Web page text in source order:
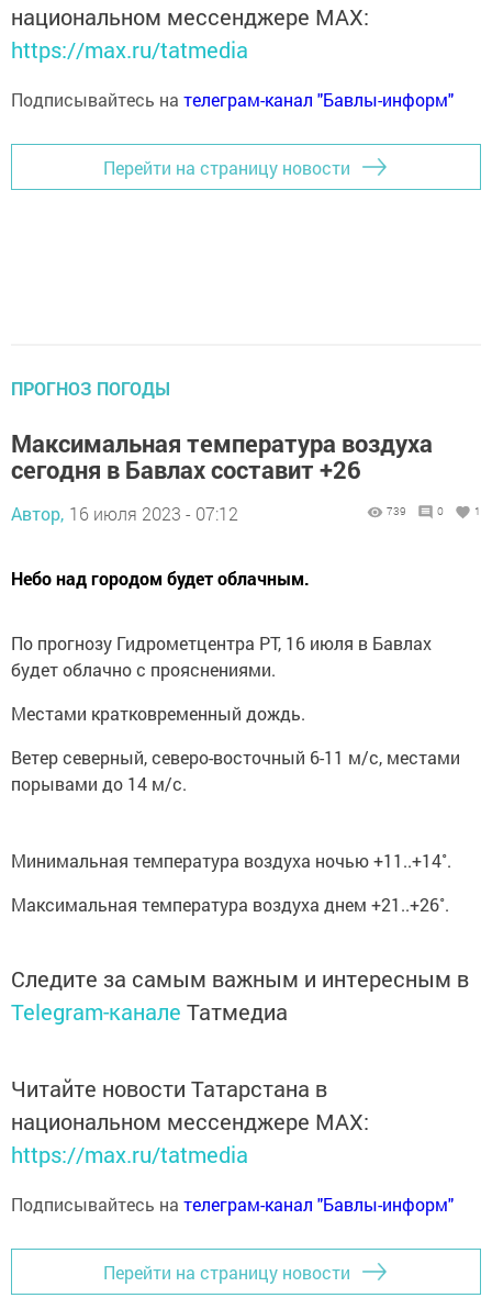
национальном мессенджере MАХ:
https://max.ru/tatmedia
Подписывайтесь на телеграм-канал "Бавлы-информ"
Перейти на страницу новости
ПРОГНОЗ ПОГОДЫ
Максимальная температура воздуха
сегодня в Бавлах составит +26
Автор, 16 июля 2023 - 07:12 739 0 1
Небо над городом будет облачным.
По прогнозу Гидрометцентра РТ, 16 июля в Бавлах
будет облачно с прояснениями.
Местами кратковременный дождь.
Ветер северный, северо-восточный 6-11 м/с, местами
порывами до 14 м/с.
Минимальная температура воздуха ночью +11..+14˚.
Максимальная температура воздуха днем +21..+26˚.
Следите за самым важным и интересным в
Telegram-канале Татмедиа
Читайте новости Татарстана в
национальном мессенджере MАХ:
https://max.ru/tatmedia
Подписывайтесь на телеграм-канал "Бавлы-информ"
Перейти на страницу новости